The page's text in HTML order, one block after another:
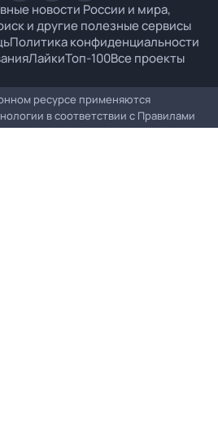
новости России и мира,
и другие полезные сервисы
Политика конфиденциальности
ЛайкиТоп-100Все проекты
ресурсе применяются
в соответствии с Правилами